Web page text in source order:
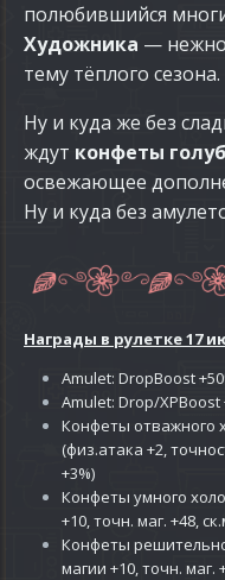
полюбившийся
Художника —
тему тёплого сезона.
Ну и куда же без
ждут конфеты
освежающее
Ну и куда без
Награды в рулетке 17
Amulet: DropBoost
Amulet: Drop/XPBoost
Конфеты отважного
(физ.атака +2,
+3%)
Конфеты умного
+10, точн. маг. +48,
Конфеты
магии +10, точн. маг.